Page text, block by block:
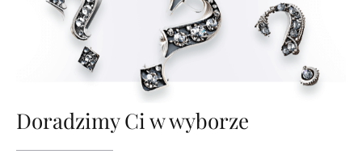
Doradzimy Ci w wyborze